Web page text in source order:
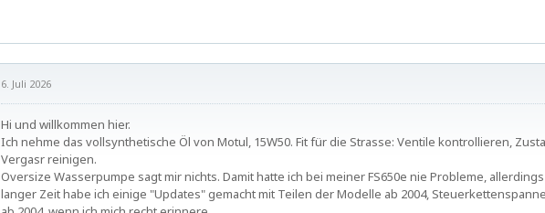
6. Juli 2026
Hi und willkommen hier.
Ich nehme das vollsynthetische Öl von Motul, 15W50. Fit für die Strasse: Ventile kontrollieren,
Vergasr reinigen.
Oversize Wasserpumpe sagt mir nichts. Damit hatte ich bei meiner FS650e nie Probleme,
langer Zeit habe ich einige "Updates" gemacht mit Teilen der Modelle ab 2004,